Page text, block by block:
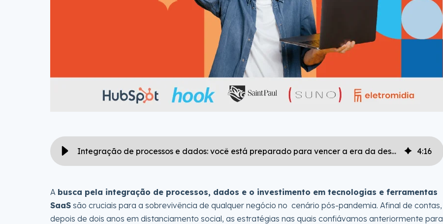
Integração de processos e dados: você está preparado para vencer a era da desconexão? 4:16
A busca pela integração de processos, dados e o investimento em tecnologias e ferramentas
SaaS são cruciais para a sobrevivência de qualquer negócio no cenário pós-pandemia. Afinal de contas,
depois de dois anos em distanciamento social, as estratégias nas quais confiávamos anteriormente para